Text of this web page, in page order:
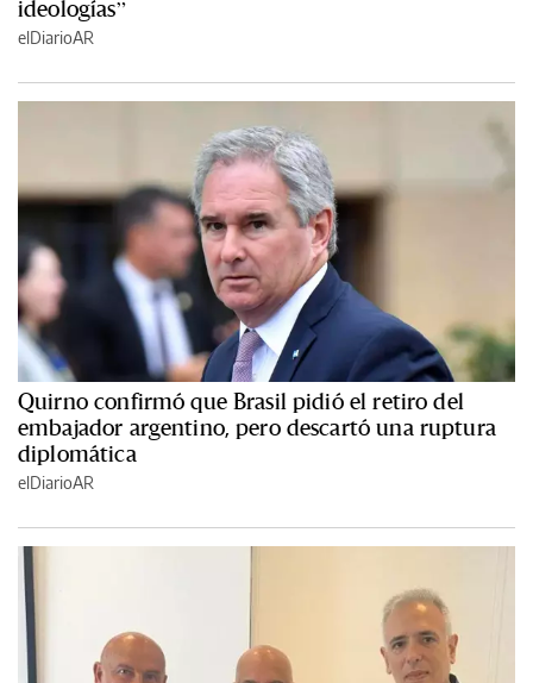
ideologías”
elDiarioAR
Quirno confirmó que Brasil pidió el retiro del
embajador argentino, pero descartó una ruptura
diplomática
elDiarioAR